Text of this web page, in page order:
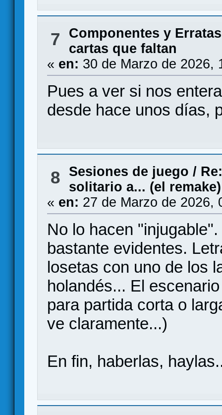
7 Componentes y Erratas
cartas que faltan
« en: 30 de Marzo de 2026,
Pues a ver si nos
desde hace unos días,
8 Sesiones de juego /
solitario a... (el remake)
« en: 27 de Marzo de 2026,
No lo hacen
bastante evidentes.
losetas con uno de los
holandés... El
para partida corta o
ve claramente...)
En fin, haberlas,